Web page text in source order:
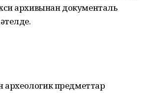
архивынан документаль
археологик предметтар